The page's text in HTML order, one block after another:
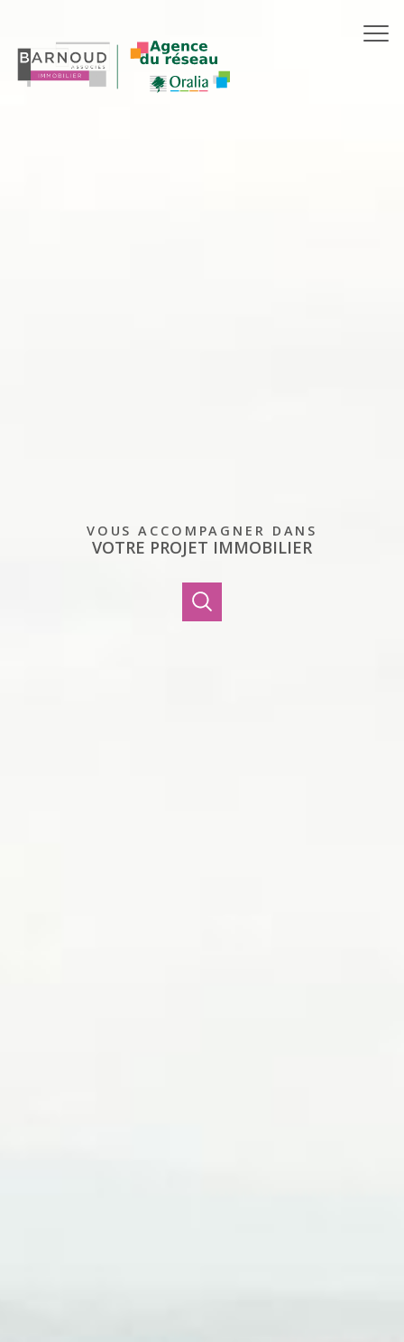
VOUS ACCOMPAGNER DANS
VOTRE PROJET IMMOBILIER